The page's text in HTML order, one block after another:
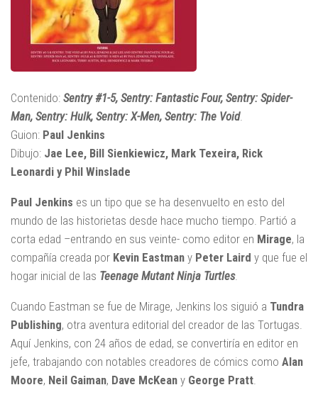
Contenido: Sentry #1-5, Sentry: Fantastic Four, Sentry: Spider-
Man, Sentry: Hulk, Sentry: X-Men, Sentry: The Void.
Guion: Paul Jenkins
Dibujo: Jae Lee, Bill Sienkiewicz, Mark Texeira, Rick
Leonardi y Phil Winslade
Paul Jenkins es un tipo que se ha desenvuelto en esto del
mundo de las historietas desde hace mucho tiempo. Partió a
corta edad –entrando en sus veinte- como editor en Mirage, la
compañía creada por Kevin Eastman y Peter Laird y que fue el
hogar inicial de las Teenage Mutant Ninja Turtles.
Cuando Eastman se fue de Mirage, Jenkins los siguió a Tundra
Publishing, otra aventura editorial del creador de las Tortugas.
Aquí Jenkins, con 24 años de edad, se convertiría en editor en
jefe, trabajando con notables creadores de cómics como Alan
Moore, Neil Gaiman, Dave McKean y George Pratt